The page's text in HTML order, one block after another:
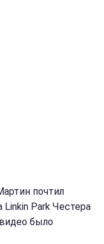
почтил
Park Честера
было